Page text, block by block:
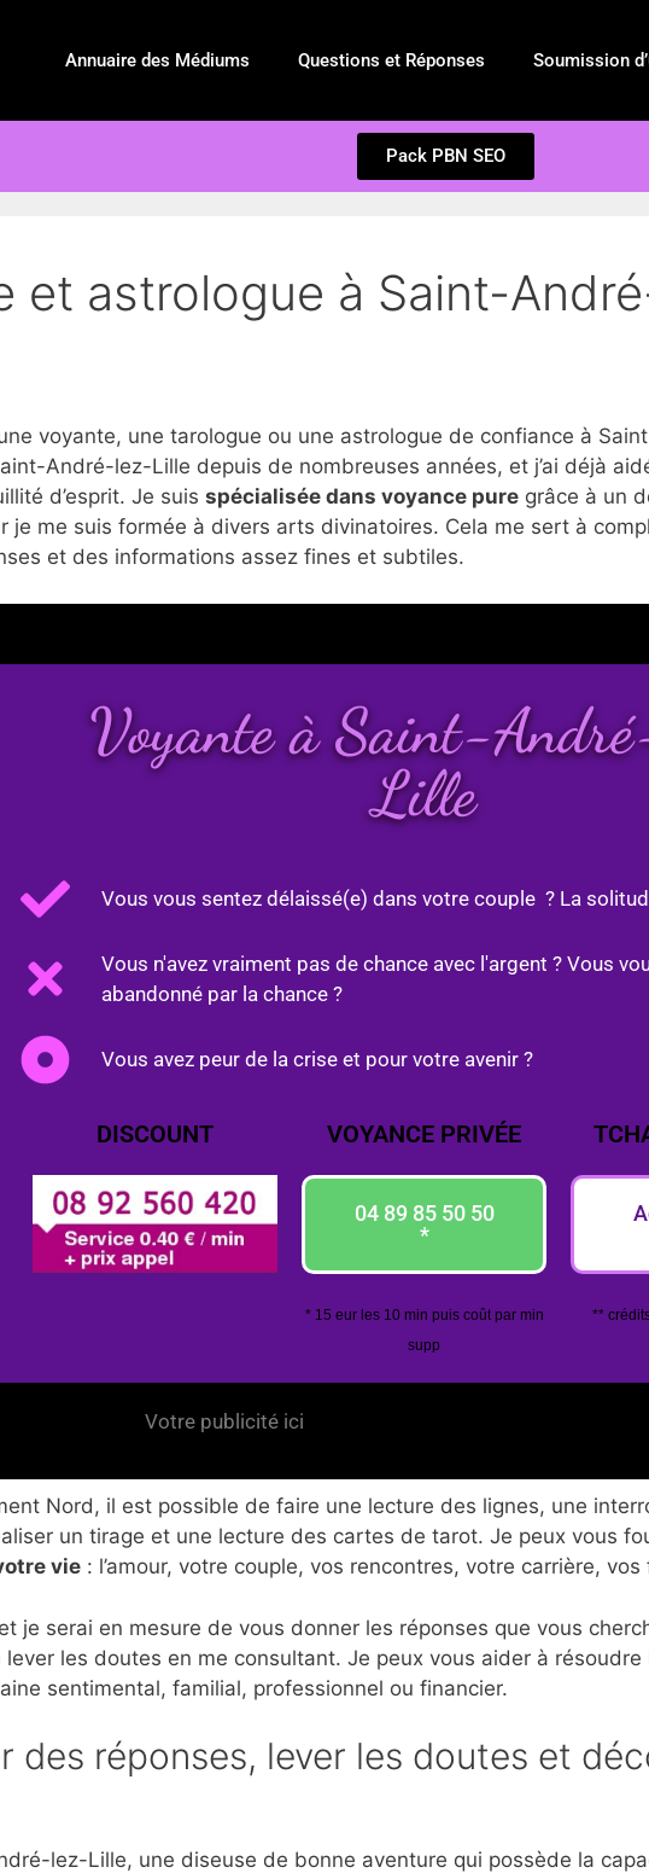
Annuaire des Médiums Questions et Réponses Soumission
Pack PBN SEO
et astrologue à Saint-
voyante, une tarologue ou une astrologue de confiance à
André-lez-Lille depuis de nombreuses années, et j’ai déjà
d’esprit. Je suis spécialisée dans voyance pure grâce à un
je me suis formée à divers arts divinatoires. Cela me sert à
et des informations assez fines et subtiles.
Voyante à Saint-
Lille
Vous vous sentez délaissé(e) dans votre couple ? La
Vous n'avez vraiment pas de chance avec l'argent ? Vous
abandonné par la chance ?
Vous avez peur de la crise et pour votre avenir ?
DISCOUNT VOYANCE PRIVÉE
04 89 85 50 50
*
* 15 eur les 10 min puis coût par min
supp
**
Votre publicité ici
Nord, il est possible de faire une lecture des lignes, une
un tirage et une lecture des cartes de tarot. Je peux vous
vie : l’amour, votre couple, vos rencontres, votre carrière,
je serai en mesure de vous donner les réponses que vous
les doutes en me consultant. Je peux vous aider à
sentimental, familial, professionnel ou financier.
des réponses, lever les doutes et
lez-Lille, une diseuse de bonne aventure qui possède la